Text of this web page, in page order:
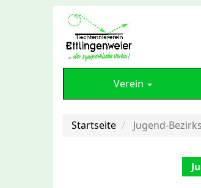
Verein
Startseite Jugend-